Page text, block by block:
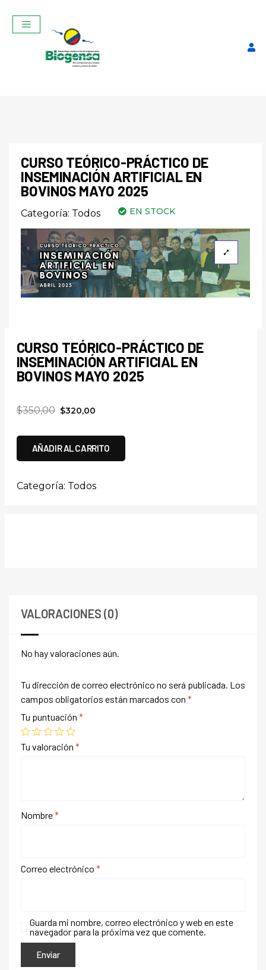
CURSO TEÓRICO-PRÁCTICO DE
INSEMINACIÓN ARTIFICIAL EN
BOVINOS MAYO 2025
Categoría: Todos EN STOCK
CURSO TEÓRICO-PRÁCTICO DE
INSEMINACIÓN ARTIFICIAL EN
BOVINOS MAYO 2025
$350,00 $320,00
AÑADIR AL CARRITO
Categoría: Todos
VALORACIONES (0)
No hay valoraciones aún.
Tu dirección de correo electrónico no será publicada. Los
campos obligatorios están marcados con *
Tu puntuación *
Tu valoración *
Nombre*
Correo electrónico *
Guarda mi nombre, correo electrónico y web en este
navegador para la próxima vez que comente.
Catéter de Lavado
$11,00